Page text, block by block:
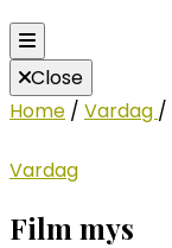
Close
Home / Vardag /
Vardag
Film mys